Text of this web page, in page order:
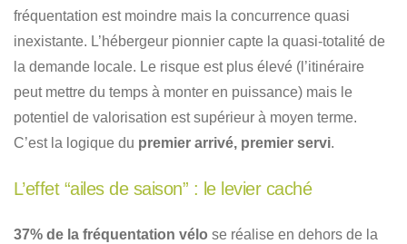
fréquentation est moindre mais la concurrence quasi
inexistante. L’hébergeur pionnier capte la quasi-totalité de
la demande locale. Le risque est plus élevé (l’itinéraire
peut mettre du temps à monter en puissance) mais le
potentiel de valorisation est supérieur à moyen terme.
C’est la logique du premier arrivé, premier servi.
L’effet “ailes de saison” : le levier caché
37% de la fréquentation vélo se réalise en dehors de la